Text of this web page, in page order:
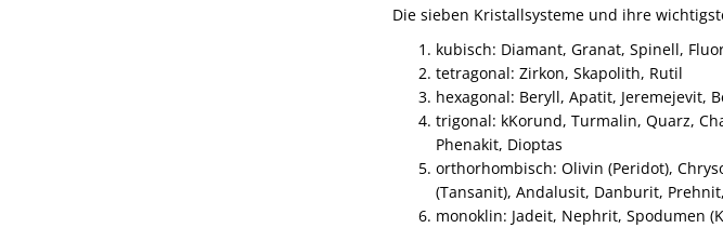
Die sieben Kristallsysteme und ihre
kubisch: Diamant, Granat, Spinell,
tetragonal: Zirkon, Skapolith, Rutil
hexagonal: Beryll, Apatit, Jeremejevit,
trigonal: kKorund, Turmalin, Quarz,
Phenakit, Dioptas
orthorhombisch: Olivin (Peridot),
(Tansanit), Andalusit, Danburit,
monoklin: Jadeit, Nephrit, Spodumen